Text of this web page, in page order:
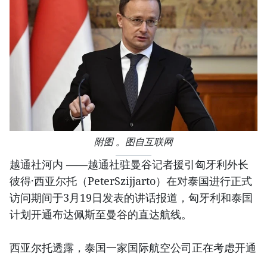
附图 。图自互联网
越通社河内 ——越通社驻曼谷记者援引匈牙利外长
彼得·西亚尔托（PeterSzijjarto）在对泰国进行正式
访问期间于3月19日发表的讲话报道，匈牙利和泰国
计划开通布达佩斯至曼谷的直达航线。
西亚尔托透露，泰国一家国际航空公司正在考虑开通